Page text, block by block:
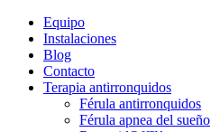
Equipo
Instalaciones
Blog
Contacto
Terapia antirronquidos
Férula antirronquidos
Férula apnea del sueño